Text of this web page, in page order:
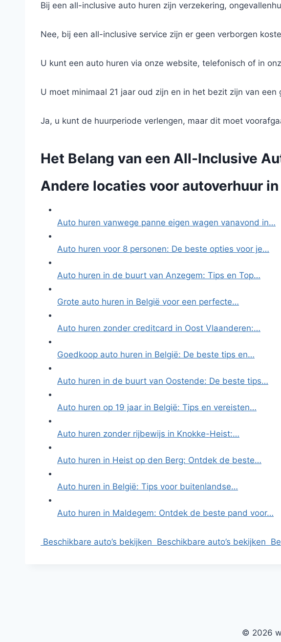
Bij een all-inclusive auto huren zijn verzekering,
Nee, bij een all-inclusive service zijn er geen verborgen
U kunt een auto huren via onze website, telefonisch of in
U moet minimaal 21 jaar oud zijn en in het bezit zijn van
Ja, u kunt de huurperiode verlengen, maar dit moet
Het Belang van een All-Inclusive
Andere locaties voor autoverhuur
Auto huren vanwege panne eigen wagen vanavond in…
Auto huren voor 8 personen: De beste opties voor je…
Auto huren in de buurt van Anzegem: Tips en Top…
Grote auto huren in België voor een perfecte…
Auto huren zonder creditcard in Oost Vlaanderen:…
Goedkoop auto huren in België: De beste tips en…
Auto huren in de buurt van Oostende: De beste tips…
Auto huren op 19 jaar in België: Tips en vereisten…
Auto huren zonder rijbewijs in Knokke-Heist:…
Auto huren in Heist op den Berg: Ontdek de beste…
Auto huren in België: Tips voor buitenlandse…
Auto huren in Maldegem: Ontdek de beste pand voor…
Beschikbare auto’s bekijken Beschikbare auto’s bekijken
© 2026